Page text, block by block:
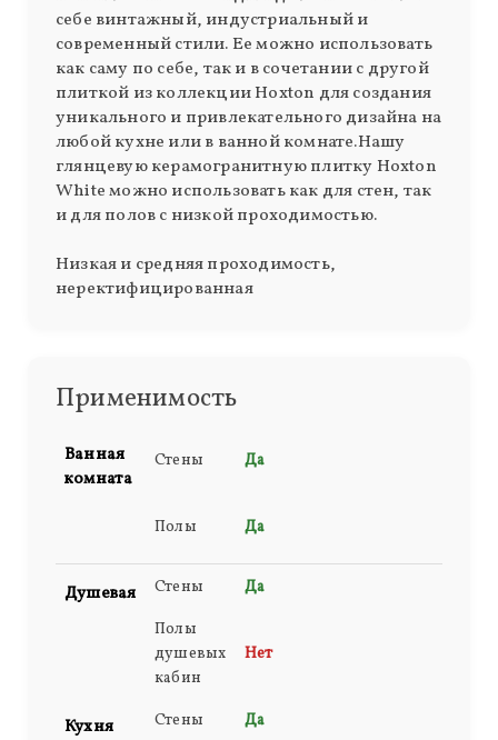
себе винтажный, индустриальный и
современный стили. Ее можно использовать
как саму по себе, так и в сочетании с другой
плиткой из коллекции Hoxton для создания
уникального и привлекательного дизайна на
любой кухне или в ванной комнате.Нашу
глянцевую керамогранитную плитку Hoxton
White можно использовать как для стен, так
и для полов с низкой проходимостью.
Низкая и средняя проходимость,
неректифицированная
Применимость
Ванная
комната
Стены Да
Полы Да
Душевая Стены
Да
Полы
душевых
кабин
Нет
Кухня Стены
Да